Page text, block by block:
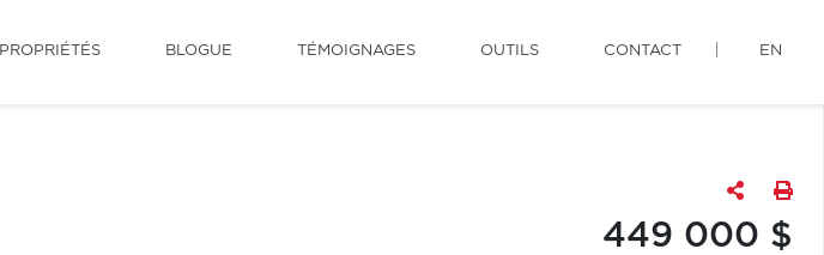
PROPRIÉTÉS BLOGUE TÉMOIGNAGES OUTILS CONTACT EN
449 000 $